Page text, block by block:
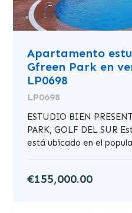
Apartamento
Gfreen Park en
LP0698
LP0698
ESTUDIO BIEN
PARK, GOLF DEL SUR
está ubicado en el
€155,000.00